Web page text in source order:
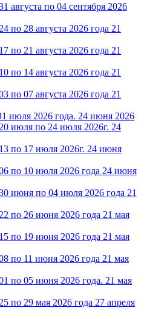
августа по 04 сентября 2026
по 28 августа 2026 года 21
по 21 августа 2026 года 21
по 14 августа 2026 года 21
по 07 августа 2026 года 21
июля 2026 года. 24 июня 2026
июля по 24 июля 2026г. 24
по 17 июля 2026г. 24 июня
по 10 июля 2026 года 24 июня
июня по 04 июля 2026 года 21
по 26 июня 2026 года 21 мая
по 19 июня 2026 года 21 мая
по 11 июня 2026 года 21 мая
по 05 июня 2026 года. 21 мая
по 29 мая 2026 года 27 апреля